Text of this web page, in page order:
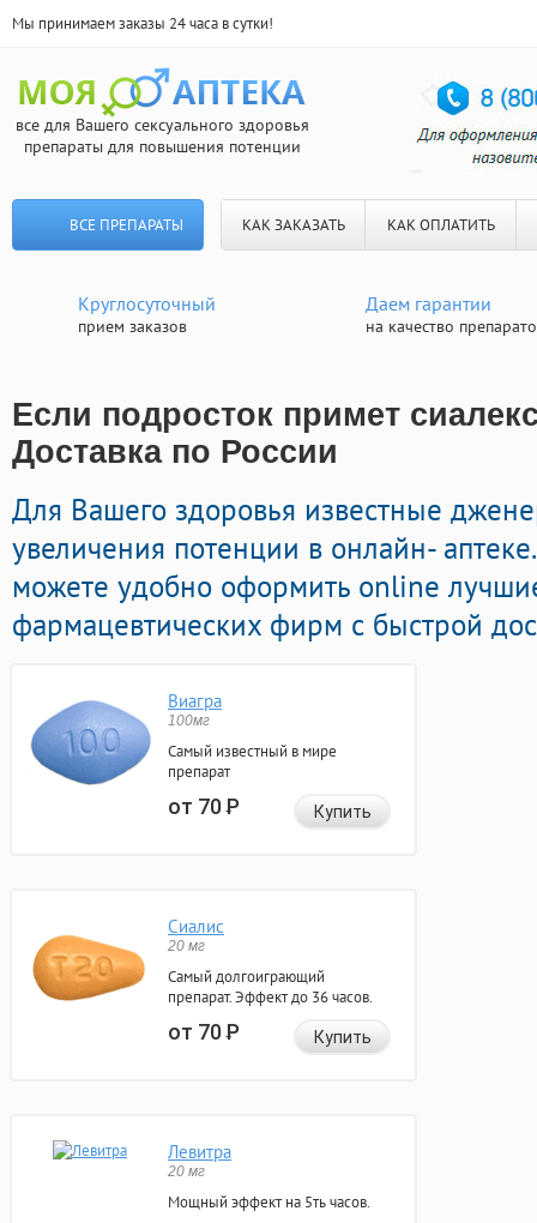
Мы принимаем заказы 24 часа в сутки!
все для Вашего сексуального здоровья
препараты для повышения потенции
ВСЕ ПРЕПАРАТЫ КАК ЗАКАЗАТЬ КАК ОПЛАТИТЬ
Круглосуточный
прием заказов
Даем гарантии
на качество
Если подросток примет
Доставка по России
Для Вашего здоровья известные
увеличения потенции в онлайн-
можете удобно оформить online
фармацевтических фирм с быстрой
Виагра
100мг
Самый известный в мире
препарат
от 70Р Купить
Сиалис
20 мг
Самый долгоиграющий
препарат. Эффект до 36 часов.
от 70Р Купить
Левитра
20 мг
Мощный эффект на 5ть часов.